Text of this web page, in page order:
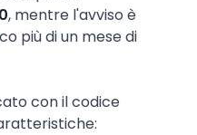
, mentre l'avviso è
più di un mese di
con il codice